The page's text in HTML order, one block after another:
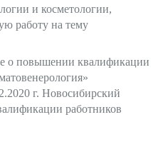
и косметологии,
работу на тему
о повышении квалификации
г. Новосибирский
работников